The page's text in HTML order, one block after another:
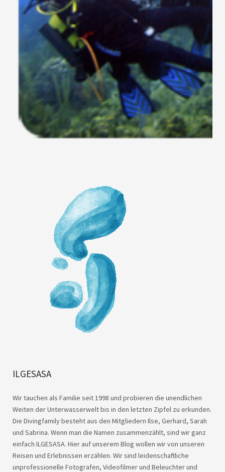
ILGESASA
Wir tauchen als Familie seit 1998 und probieren die unendlichen
Weiten der Unterwasserwelt bis in den letzten Zipfel zu erkunden.
Die Divingfamily besteht aus den Mitgliedern Ilse, Gerhard, Sarah
und Sabrina. Wenn man die Namen zusammenzählt, sind wir ganz
einfach ILGESASA. Hier auf unserem Blog wollen wir von unseren
Reisen und Erlebnissen erzählen. Wir sind leidenschaftliche
unprofessionelle Fotografen, Videofilmer und Beleuchter und